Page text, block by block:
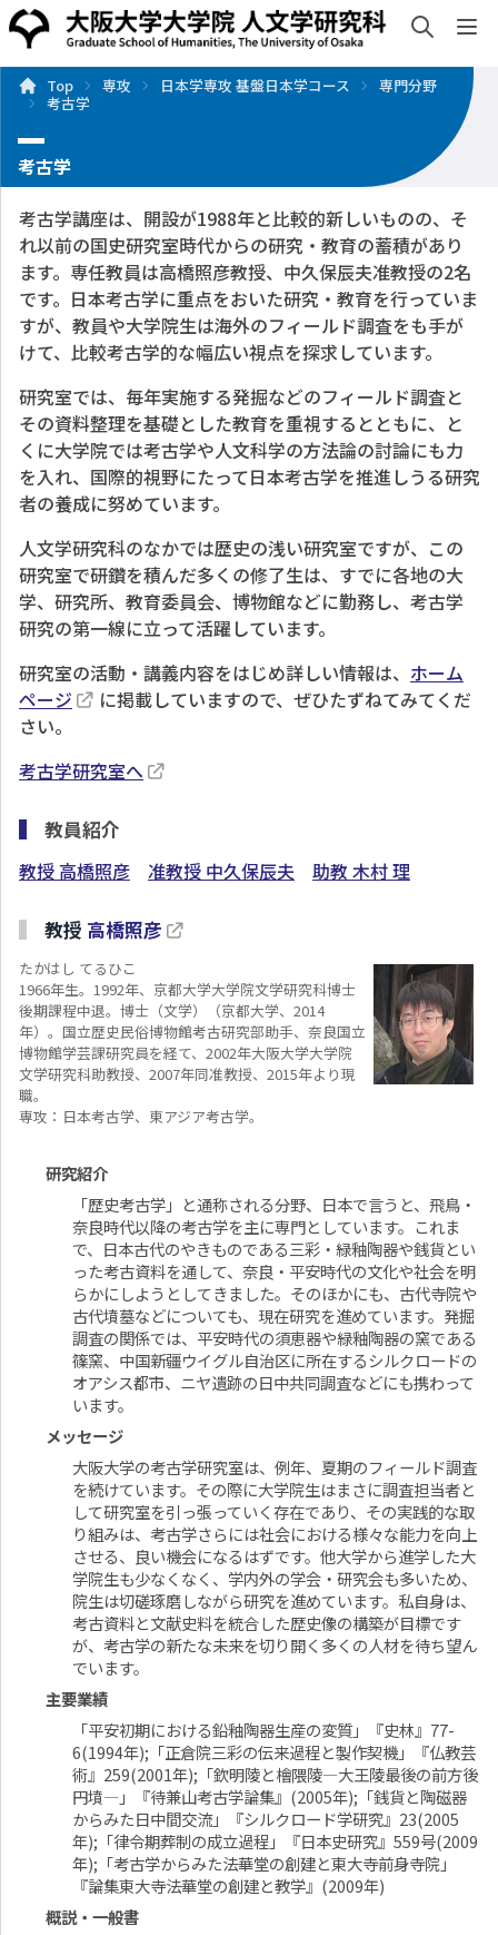
入試・入学案内 情報公開 研究・社会連携 国際交流
Top 専攻 日本学専攻 基盤日本学コース
専門分野
考古学
考古学
考古学講座は、開設が1988年と比較的新しいものの、そ
れ以前の国史研究室時代からの研究・教育の蓄積があり
ます。専任教員は高橋照彦教授、中久保辰夫准教授の2名
です。日本考古学に重点をおいた研究・教育を行っていま
すが、教員や大学院生は海外のフィールド調査をも手が
けて、比較考古学的な幅広い視点を探求しています。
研究室では、毎年実施する発掘などのフィールド調査と
その資料整理を基礎とした教育を重視するとともに、と
くに大学院では考古学や人文科学の方法論の討論にも力
を入れ、国際的視野にたって日本考古学を推進しうる研究
者の養成に努めています。
人文学研究科のなかでは歴史の浅い研究室ですが、この
研究室で研鑽を積んだ多くの修了生は、すでに各地の大
学、研究所、教育委員会、博物館などに勤務し、考古学
研究の第一線に立って活躍しています。
研究室の活動・講義内容をはじめ詳しい情報は、 ホーム
ページ
に掲載していますので、ぜひたずねてみてくだ
さい。
考古学研究室へ
教員紹介
教授 高橋照彦
准教授 中久保辰夫 助教 木村 理
教授 高橋照彦
たかはし てるひこ
1966年生。1992年、京都大学大学院文学研究科博士
後期課程中退。博士（文学）（京都大学、2014
年）。国立歴史民俗博物館考古研究部助手、奈良国立
博物館学芸課研究員を経て、2002年大阪大学大学院
文学研究科助教授、2007年同准教授、2015年より現
職。
専攻：日本考古学、東アジア考古学。
研究紹介
「歴史考古学」と通称される分野、日本で言うと、飛鳥・
奈良時代以降の考古学を主に専門としています。これま
で、日本古代のやきものである三彩・緑釉陶器や銭貨とい
った考古資料を通して、奈良・平安時代の文化や社会を明
らかにしようとしてきました。そのほかにも、古代寺院や
古代墳墓などについても、現在研究を進めています。発掘
調査の関係では、平安時代の須恵器や緑釉陶器の窯である
篠窯、中国新疆ウイグル自治区に所在するシルクロードの
オアシス都市、ニヤ遺跡の日中共同調査などにも携わって
います。
メッセージ
大阪大学の考古学研究室は、例年、夏期のフィールド調査
を続けています。その際に大学院生はまさに調査担当者と
して研究室を引っ張っていく存在であり、その実践的な取
り組みは、考古学さらには社会における様々な能力を向上
させる、良い機会になるはずです。他大学から進学した大
学院生も少なくなく、学内外の学会・研究会も多いため、
院生は切磋琢磨しながら研究を進めています。私自身は、
考古資料と文献史料を統合した歴史像の構築が目標です
が、考古学の新たな未来を切り開く多くの人材を待ち望ん
でいます。
主要業績
「平安初期における鉛釉陶器生産の変質」『史林』77-
6(1994年);「正倉院三彩の伝来過程と製作契機」『仏教芸
術』259(2001年);「欽明陵と檜隈陵―大王陵最後の前方後
円墳―」『待兼山考古学論集』(2005年);「銭貨と陶磁器
からみた日中間交流」『シルクロード学研究』23(2005
年);「律令期葬制の成立過程」『日本史研究』559号(2009
年);「考古学からみた法華堂の創建と東大寺前身寺院」
『論集東大寺法華堂の創建と教学』(2009年)
概説・一般書